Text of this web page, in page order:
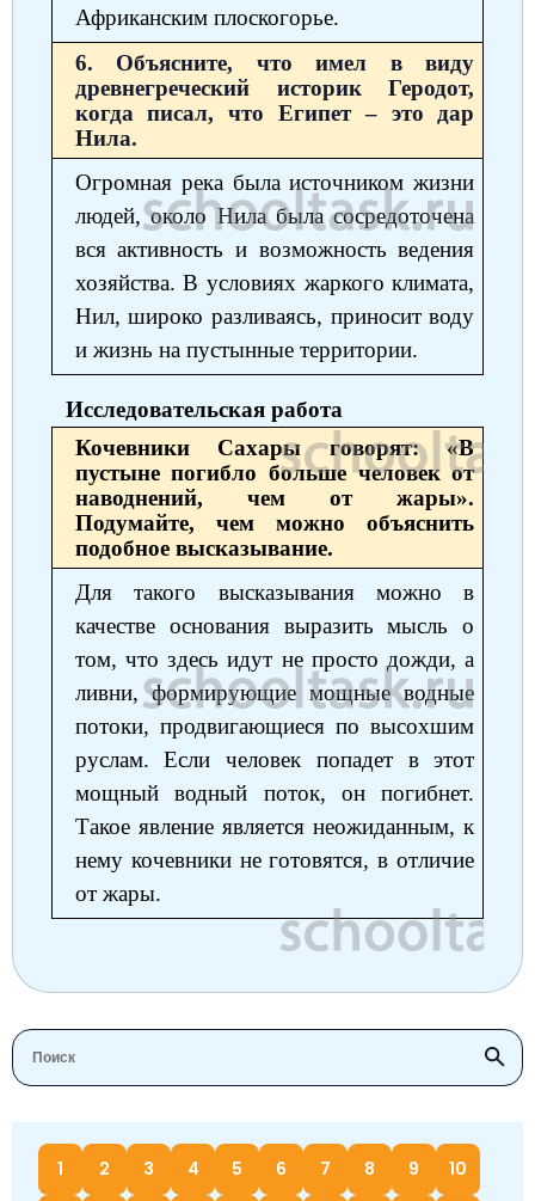
Африканским плоскогорье.
6. Объясните, что имел в виду
древнегреческий историк Геродот,
когда писал, что Египет – это дар
Нила.
Огромная река была источником жизни
людей, около Нила была сосредоточена
вся активность и возможность ведения
хозяйства. В условиях жаркого климата,
Нил, широко разливаясь, приносит воду
и жизнь на пустынные территории.
Исследовательская работа
Кочевники Сахары говорят: «В
пустыне погибло больше человек от
наводнений, чем от жары».
Подумайте, чем можно объяснить
подобное высказывание.
Для такого высказывания можно в
качестве основания выразить мысль о
том, что здесь идут не просто дожди, а
ливни, формирующие мощные водные
потоки, продвигающиеся по высохшим
руслам. Если человек попадет в этот
мощный водный поток, он погибнет.
Такое явление является неожиданным, к
нему кочевники не готовятся, в отличие
от жары.
1 2 3 4 5 6 7 8 9 10